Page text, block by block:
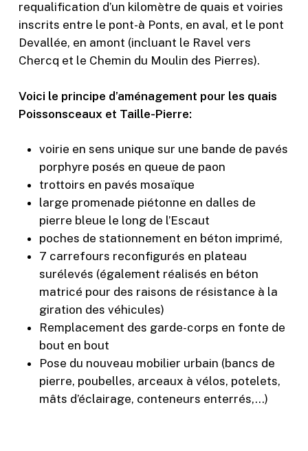
requalification d’un kilomètre de quais et voiries
inscrits entre le pont-à Ponts, en aval, et le pont
Devallée, en amont (incluant le Ravel vers
Chercq et le Chemin du Moulin des Pierres).
Voici le principe d’aménagement pour les quais
Poissonsceaux et Taille-Pierre:
voirie en sens unique sur une bande de pavés
porphyre posés en queue de paon
trottoirs en pavés mosaïque
large promenade piétonne en dalles de
pierre bleue le long de l’Escaut
poches de stationnement en béton imprimé,
7 carrefours reconfigurés en plateau
surélevés (également réalisés en béton
matricé pour des raisons de résistance à la
giration des véhicules)
Remplacement des garde-corps en fonte de
bout en bout
Pose du nouveau mobilier urbain (bancs de
pierre, poubelles, arceaux à vélos, potelets,
mâts d’éclairage, conteneurs enterrés,…)